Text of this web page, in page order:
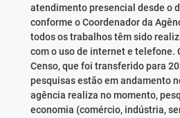
atendimento presencial desde o
conforme o Coordenador da
todos os trabalhos têm sido
com o uso de internet e telefone.
Censo, que foi transferido para
pesquisas estão em andamento
agência realiza no momento,
economia (comércio, indústria,